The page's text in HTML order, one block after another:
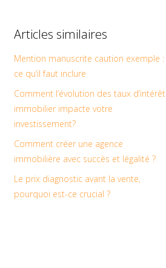
Articles similaires
Mention manuscrite caution exemple :
ce qu’il faut inclure
Comment l’évolution des taux d’intérêt
immobilier impacte votre
investissement?
Comment créer une agence
immobilière avec succès et légalité ?
Le prix diagnostic avant la vente,
pourquoi est-ce crucial ?